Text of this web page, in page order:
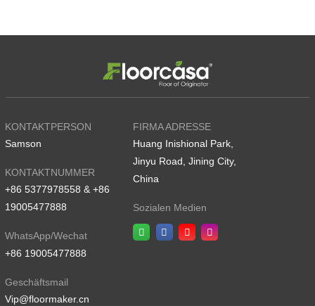
KONTAKTPERSON
Samson
KONTAKTNUMMER
+86 5377978558 & +86
19005477888
WhatsApp/Wechat
+86 19005477888
Geschäftsmail
Vip@floormaker.cn
FIRMA ADRESSE
Huang Inishional Park,
Jinyu Road, Jining City,
China
Sozialen Medien